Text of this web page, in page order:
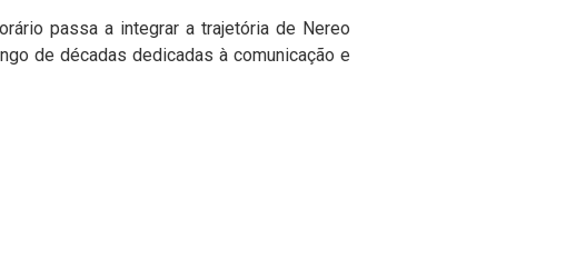
passa a integrar a trajetória de Nereo
de décadas dedicadas à comunicação e